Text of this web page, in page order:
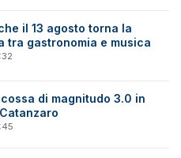
il 13 agosto torna la
tra gastronomia e musica
di magnitudo 3.0 in